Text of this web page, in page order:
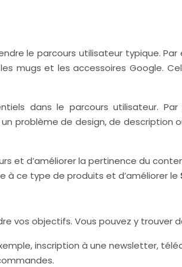
le parcours utilisateur typique.
mugs et les accessoires Google.
dans le parcours utilisateur. Par
problème de design, de description
et d’améliorer la pertinence du
à ce type de produits et d’améliorer le
vos objectifs. Vous pouvez y trouver
inscription à une newsletter,